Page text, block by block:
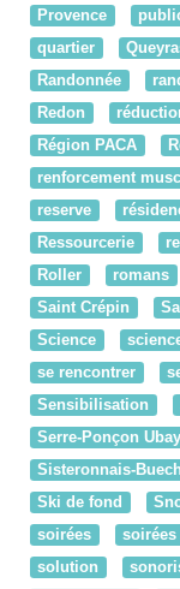
Provence
quartier
Randonnée
Redon
Région PACA
renforcement
reserve
Ressourcerie
Roller
romans
Saint Crépin
Science
se rencontrer
Sensibilisation
Serre-Ponçon
Sisteronnais-Buech
Ski de fond
soirées
solution